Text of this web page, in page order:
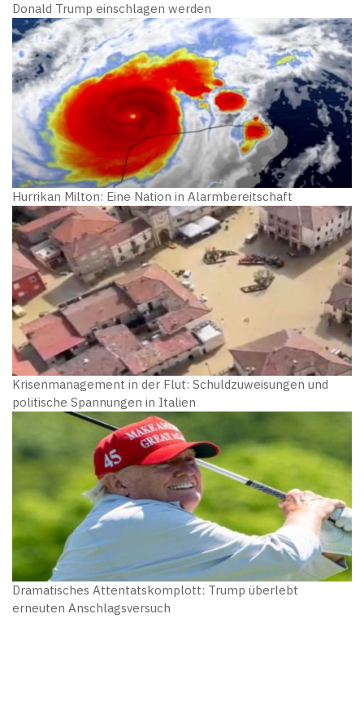
Donald Trump einschlagen werden
Hurrikan Milton: Eine Nation in Alarmbereitschaft
Krisenmanagement in der Flut: Schuldzuweisungen und
politische Spannungen in Italien
Dramatisches Attentatskomplott: Trump überlebt
erneuten Anschlagsversuch